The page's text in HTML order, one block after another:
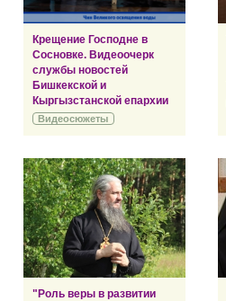
Крещение Господне в
Сосновке. Видеоочерк
службы новостей
Бишкекской и
Кыргызстанской епархии
Видеосюжеты
"Роль веры в развитии